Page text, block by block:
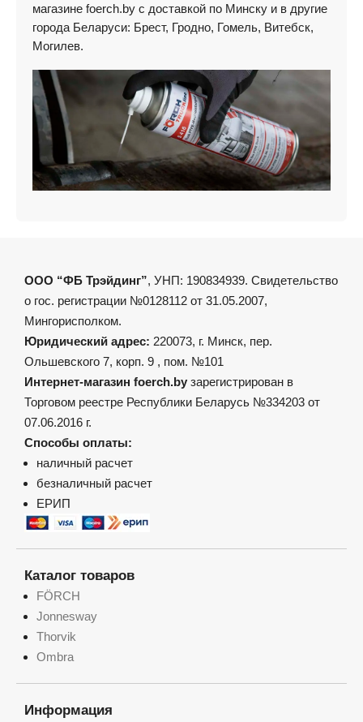
магазине foerch.by с доставкой по Минску и в другие
города Беларуси: Брест, Гродно, Гомель, Витебск,
Могилев.
ООО “ФБ Трэйдинг”, УНП: 190834939. Свидетельство
о гос. регистрации №0128112 от 31.05.2007,
Мингорисполком.
Юридический адрес: 220073, г. Минск, пер.
Ольшевского 7, корп. 9 , пом. №101
Интернет-магазин foerch.by зарегистрирован в
Торговом реестре Республики Беларусь №334203 от
07.06.2016 г.
Способы оплаты:
наличный расчет
безналичный расчет
ЕРИП
Каталог товаров
FÖRCH
Jonnesway
Thorvik
Ombra
Информация